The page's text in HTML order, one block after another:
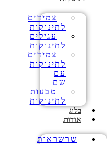
צמידים
לתינוקות
עגילים
לתינוקות
צמידים
לתינוקות
עם
שם
טבעות
לתינוקות
בלוג
אודות
שרשראות